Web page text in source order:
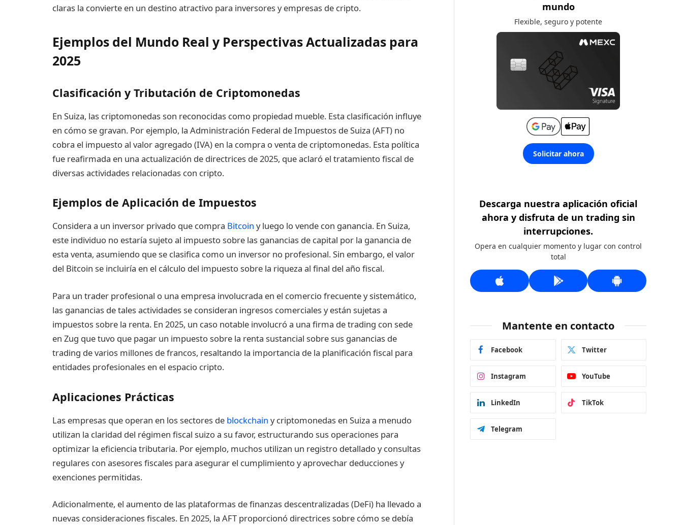
claras la convierte en un destino atractivo para inversores y empresas de cripto.
Ejemplos del Mundo Real y Perspectivas Actualizadas para
2025
Clasificación y Tributación de Criptomonedas
En Suiza, las criptomonedas son reconocidas como propiedad mueble. Esta clasificación influye
en cómo se gravan. Por ejemplo, la Administración Federal de Impuestos de Suiza (AFT) no
cobra el impuesto al valor agregado (IVA) en la compra o venta de criptomonedas. Esta política
fue reafirmada en una actualización de directrices de 2025, que aclaró el tratamiento fiscal de
diversas actividades relacionadas con cripto.
Ejemplos de Aplicación de Impuestos
Considera a un inversor privado que compra Bitcoin y luego lo vende con ganancia. En Suiza,
este individuo no estaría sujeto al impuesto sobre las ganancias de capital por la ganancia de
esta venta, asumiendo que se clasifica como un inversor no profesional. Sin embargo, el valor
del Bitcoin se incluiría en el cálculo del impuesto sobre la riqueza al final del año fiscal.
Para un trader profesional o una empresa involucrada en el comercio frecuente y sistemático,
las ganancias de tales actividades se consideran ingresos comerciales y están sujetas a
impuestos sobre la renta. En 2025, un caso notable involucró a una firma de trading con sede
en Zug que tuvo que pagar un impuesto sobre la renta sustancial sobre sus ganancias de
trading de varios millones de francos, resaltando la importancia de la planificación fiscal para
entidades profesionales en el espacio cripto.
Aplicaciones Prácticas
Las empresas que operan en los sectores de blockchain y criptomonedas en Suiza a menudo
utilizan la claridad del régimen fiscal suizo a su favor, estructurando sus operaciones para
optimizar la eficiencia tributaria. Por ejemplo, muchos utilizan un registro detallado y consultas
regulares con asesores fiscales para asegurar el cumplimiento y aprovechar deducciones y
exenciones permitidas.
Adicionalmente, el aumento de las plataformas de finanzas descentralizadas (DeFi) ha llevado a
nuevas consideraciones fiscales. En 2025, la AFT proporcionó directrices sobre cómo se debía
mundo
Flexible, seguro y potente
Solicitar ahora
Descarga nuestra aplicación oficial
ahora y disfruta de un trading sin
interrupciones.
Opera en cualquier momento y lugar con control
total
Mantente en contacto
Facebook Twitter
Instagram YouTube
LinkedIn TikTok
Telegram